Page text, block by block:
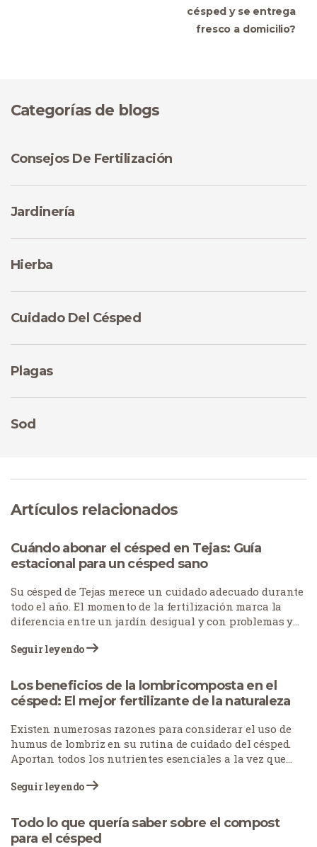
césped y se entrega
fresco a domicilio?
Categorías de blogs
Consejos De Fertilización
Jardinería
Hierba
Cuidado Del Césped
Plagas
Sod
Artículos relacionados
Cuándo abonar el césped en Tejas: Guía
estacional para un césped sano
Su césped de Tejas merece un cuidado adecuado durante
todo el año. El momento de la fertilización marca la
diferencia entre un jardín desigual y con problemas y
únicos para el cuidado del césped debido a sus diversas
hasta las áridas zonas occidentales.
Seguir leyendo
Los beneficios de la lombricomposta en el
césped: El mejor fertilizante de la naturaleza
Existen numerosas razones para considerar el uso de
humus de lombriz en su rutina de cuidado del césped.
Aportan todos los nutrientes esenciales a la vez que
vibrante.
Seguir leyendo
Todo lo que quería saber sobre el compost
para el césped